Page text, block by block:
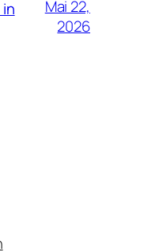
Mai 22,
2026